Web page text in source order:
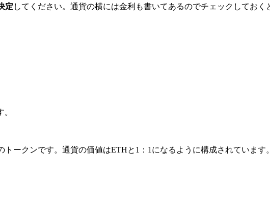
定 してください。通貨の横には金利も書いてあるのでチェックしておく
ークンです。通貨の価値はETHと1：1になるように構成されています。